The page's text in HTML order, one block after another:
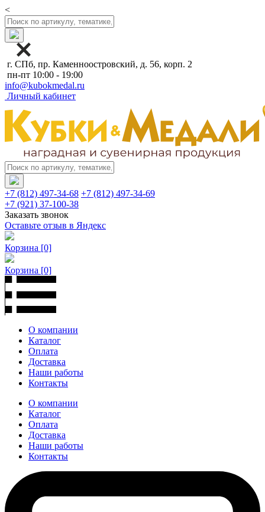
<
г. СПб, пр. Каменноостровский, д. 56, корп. 2
пн-пт 10:00 - 19:00
info@kubokmedal.ru
Личный кабинет
+7 (812) 497-34-68 +7 (812) 497-34-69
+7 (921) 37-100-38
Заказать звонок
Оставьте отзыв в Яндекс
Корзина [0]
Корзина [0]
О компании
Каталог
Оплата
Доставка
Наши работы
Контакты
О компании
Каталог
Оплата
Доставка
Наши работы
Контакты